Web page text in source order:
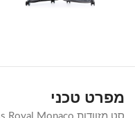
מפרט טכני